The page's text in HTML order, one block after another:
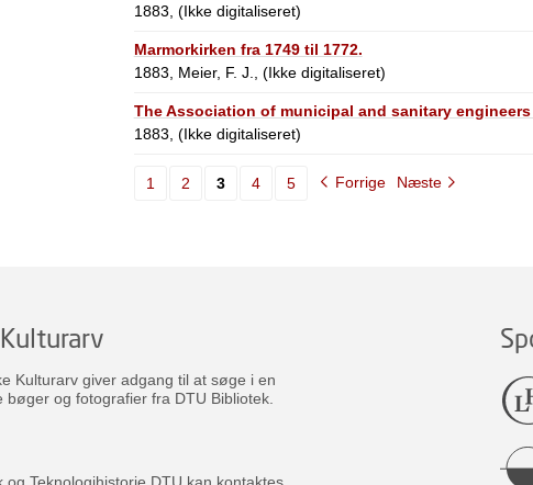
1883, (Ikke digitaliseret)
Marmorkirken fra 1749 til 1772.
1883, Meier, F. J., (Ikke digitaliseret)
The Association of municipal and sanitary
1883, (Ikke digitaliseret)
1 2 3 4 5 Forrige Næste
Kulturarv giver adgang til at søge i en
og fotografier fra DTU Bibliotek.
Teknologihistorie DTU kan kontaktes